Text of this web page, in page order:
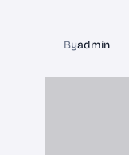
Byadmin